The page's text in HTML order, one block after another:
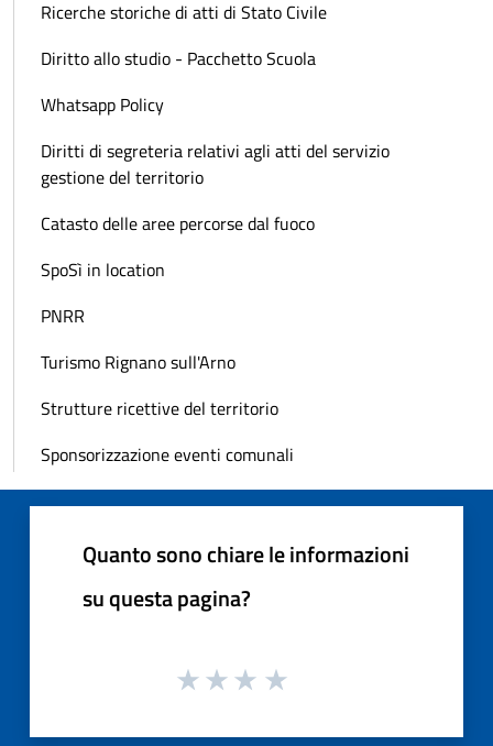
Ricerche storiche di atti di Stato Civile
Diritto allo studio - Pacchetto Scuola
Whatsapp Policy
Diritti di segreteria relativi agli atti del servizio
gestione del territorio
Catasto delle aree percorse dal fuoco
SpoSì in location
PNRR
Turismo Rignano sull'Arno
Strutture ricettive del territorio
Sponsorizzazione eventi comunali
Quanto sono chiare le informazioni
su questa pagina?